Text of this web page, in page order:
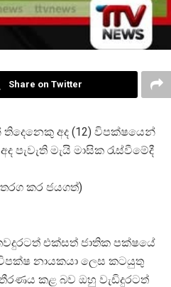
Share on Twitter
තිදෙනෙකු අද (12) විපක්ෂයෙන්
මැයි මාසික රැස්වීමේදී
කර ජයගත්)
එක්සත් ජාතික පක්ෂයේ
නායකයා ලෙස කටයුතු
කළ බව ඔහු වැඩිදුරටත්